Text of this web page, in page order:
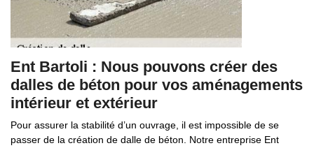
Ent Bartoli : Nous pouvons créer des
dalles de béton pour vos aménagements
intérieur et extérieur
Pour assurer la stabilité d’un ouvrage, il est impossible de se
passer de la création de dalle de béton. Notre entreprise Ent